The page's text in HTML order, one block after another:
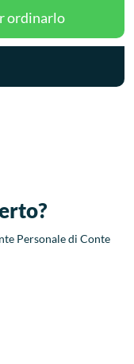
ordinarlo
Personale di Conte